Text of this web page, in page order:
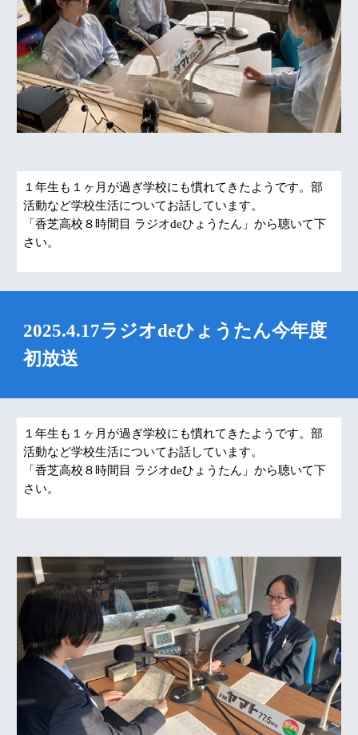
１年生も１ヶ月が過ぎ学校にも慣れてきたようです。部
活動など学校生活についてお話しています。
「香芝高校８時間目 ラジオdeひょうたん」から聴いて下
さい。
2025.4.17ラジオdeひょうたん今年度
初放送
１年生も１ヶ月が過ぎ学校にも慣れてきたようです。部
活動など学校生活についてお話しています。
「香芝高校８時間目 ラジオdeひょうたん」から聴いて下
さい。